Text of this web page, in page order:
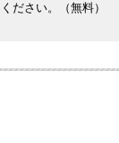
ださい。（無料）